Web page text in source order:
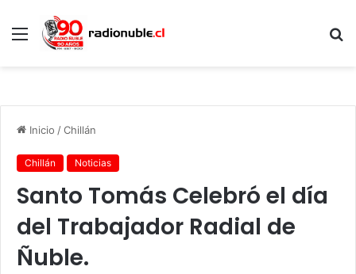
Menú
Inicio /Chillán
Chillán Noticias
Santo Tomás Celebró el día
del Trabajador Radial de
Ñuble.